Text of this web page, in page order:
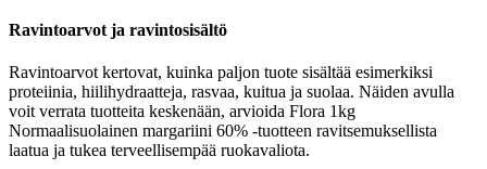
Ravintoarvot ja ravintosisältö
Ravintoarvot kertovat, kuinka paljon tuote sisältää esimerkiksi
proteiinia, hiilihydraatteja, rasvaa, kuitua ja suolaa. Näiden avulla
voit verrata tuotteita keskenään, arvioida Flora 1kg
Normaalisuolainen margariini 60% -tuotteen ravitsemuksellista
laatua ja tukea terveellisempää ruokavaliota.